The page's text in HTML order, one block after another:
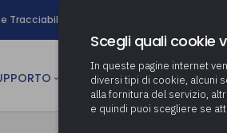
e Tracciabilità
CULTURA person AREA
Scegli quali cookie
In queste pagine internet
diversi tipi di cookie, alcuni
alla fornitura del servizio,
e quindi puoi scegliere se